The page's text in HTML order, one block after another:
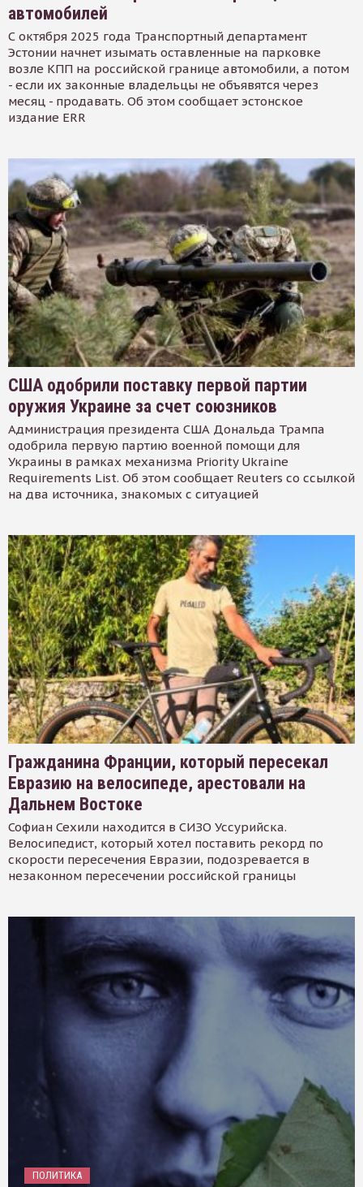
автомобилей
С октября 2025 года Транспортный департамент
Эстонии начнет изымать оставленные на парковке
возле КПП на российской границе автомобили, а потом
- если их законные владельцы не объявятся через
месяц - продавать. Об этом сообщает эстонское
издание ERR
США одобрили поставку первой партии
оружия Украине за счет союзников
Администрация президента США Дональда Трампа
одобрила первую партию военной помощи для
Украины в рамках механизма Priority Ukraine
Requirements List. Об этом сообщает Reuters со ссылкой
на два источника, знакомых с ситуацией
Гражданина Франции, который пересекал
Евразию на велосипеде, арестовали на
Дальнем Востоке
Софиан Сехили находится в СИЗО Уссурийска.
Велосипедист, который хотел поставить рекорд по
скорости пересечения Евразии, подозревается в
незаконном пересечении российской границы
ПОЛИТИКА